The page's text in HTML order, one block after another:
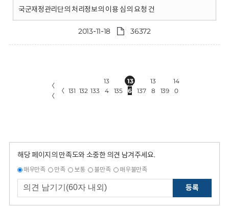
국군재정관리단의 처리정보의 이용 심의 요청 건
2013-11-18 36372
〈
〈
〈 131 132 133
13
4
135
13
6
137
13
8
139
14
0
해당 페이지의 만족도와 소중한 의견 남겨주세요.
매우만족 만족 보통 불만족 매우불만족
등록